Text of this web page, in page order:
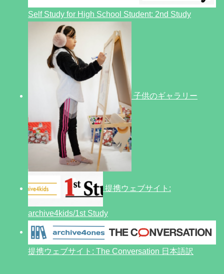
Self Study for High School Student: 2nd Study
子供のギャラリー
提携ウェブサイト:
archive4kids/1st Study
提携ウェブサイト: The Conversation 日本語訳